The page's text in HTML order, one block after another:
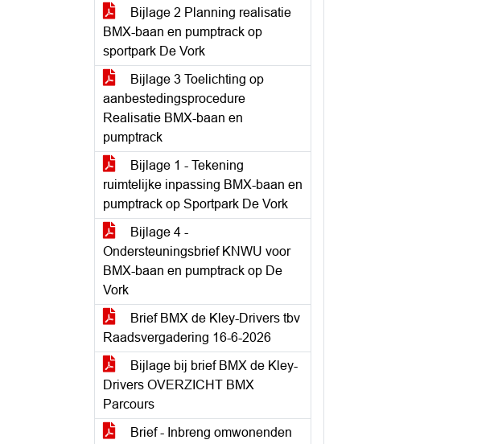
Bijlage 2 Planning realisatie
BMX-baan en pumptrack op
sportpark De Vork
Bijlage 3 Toelichting op
aanbestedingsprocedure
Realisatie BMX-baan en
pumptrack
Bijlage 1 - Tekening
ruimtelijke inpassing BMX-baan en
pumptrack op Sportpark De Vork
Bijlage 4 -
Ondersteuningsbrief KNWU voor
BMX-baan en pumptrack op De
Vork
Brief BMX de Kley-Drivers tbv
Raadsvergadering 16-6-2026
Bijlage bij brief BMX de Kley-
Drivers OVERZICHT BMX
Parcours
Brief - Inbreng omwonenden